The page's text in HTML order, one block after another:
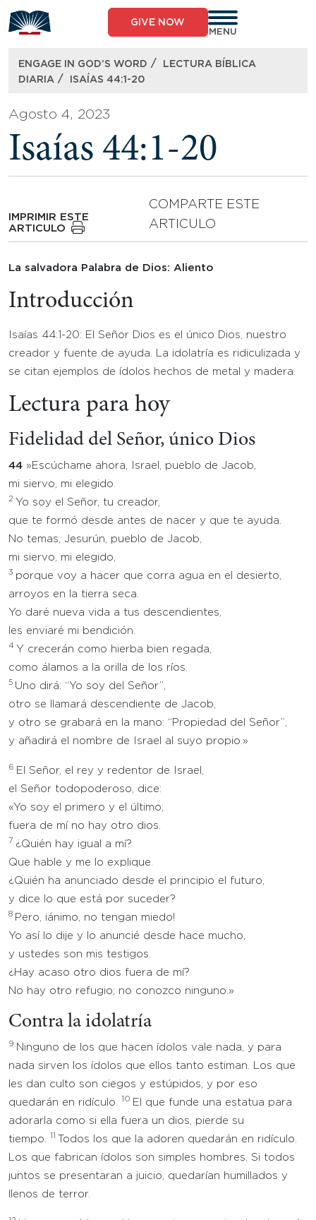
to
content
GIVE NOW
MENU
ENGAGE IN GOD’S WORD /
LECTURA BÍBLICA
DIARIA / ISAÍAS 44:1-20
Agosto 4, 2023
Isaías 44:1-20
IMPRIMIR ESTE
ARTICULO
COMPARTE ESTE
ARTICULO
La salvadora Palabra de Dios: Aliento
Introducción
Isaías 44:1-20: El Señor Dios es el único Dios, nuestro
creador y fuente de ayuda. La idolatría es ridiculizada y
se citan ejemplos de ídolos hechos de metal y madera.
Lectura para hoy
Fidelidad del Señor, único Dios
44 »Escúchame ahora, Israel, pueblo de Jacob,
mi siervo, mi elegido.
2 Yo soy el Señor, tu creador,
que te formó desde antes de nacer y que te ayuda.
No temas, Jesurún, pueblo de Jacob,
mi siervo, mi elegido,
3 porque voy a hacer que corra agua en el desierto,
arroyos en la tierra seca.
Yo daré nueva vida a tus descendientes,
les enviaré mi bendición.
4 Y crecerán como hierba bien regada,
como álamos a la orilla de los ríos.
5 Uno dirá: “Yo soy del Señor”,
otro se llamará descendiente de Jacob,
y otro se grabará en la mano: “Propiedad del Señor”,
y añadirá el nombre de Israel al suyo propio.»
6 El Señor, el rey y redentor de Israel,
el Señor todopoderoso, dice:
«Yo soy el primero y el último;
fuera de mí no hay otro dios.
7 ¿Quién hay igual a mí?
Que hable y me lo explique.
¿Quién ha anunciado desde el principio el futuro,
y dice lo que está por suceder?
8 Pero, ¡ánimo, no tengan miedo!
Yo así lo dije y lo anuncié desde hace mucho,
y ustedes son mis testigos.
¿Hay acaso otro dios fuera de mí?
No hay otro refugio; no conozco ninguno.»
Contra la idolatría
9 Ninguno de los que hacen ídolos vale nada, y para
nada sirven los ídolos que ellos tanto estiman. Los que
les dan culto son ciegos y estúpidos, y por eso
quedarán en ridículo.
10 El que funde una estatua para
adorarla como si ella fuera un dios, pierde su
tiempo.
Todos los que la adoren quedarán en ridículo.
Los que fabrican ídolos son simples hombres. Si todos
juntos se presentaran a juicio, quedarían humillados y
llenos de terror.